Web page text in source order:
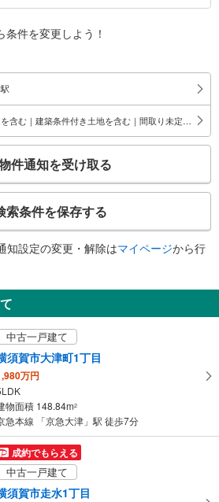
条件を変更しよう！
価格未定を含む｜建築条件付き土地を含む｜間取り未定を含む｜駐車場2台以上
件通知を受け取る
索条件を保存する
知設定の変更・解除はマイページから行
中古一戸建て
須賀市大津町1丁目
万円
物面積 148.84m2
急本線 「京急大津」駅 徒歩7分
成約でもらえる
中古一戸建て
須賀市走水1丁目